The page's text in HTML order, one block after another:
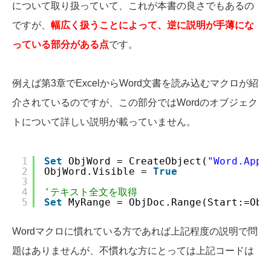
について取り扱っていて、これが本書の良さでもあるの
ですが、 幅広く扱うことによって、逆に説明が手薄にな
っている部分がある点です。
例えば第3章でExcelからWord文書を読み込むマクロが紹
介されているのですが、この部分ではWordのオブジェク
トについて詳しい説明が載っていません。
1
2
3
4
5
Set ObjWord = CreateObject(
ObjWord.Visible = True
'テキスト全文を取得
Set
MyRange =
Wordマクロに慣れている方であれば上記程度の説明で問
題はありませんが、不慣れな方にとっては上記コードは